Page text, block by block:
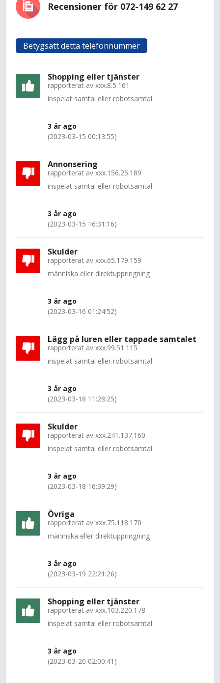
Recensioner för 072-149 62 27
Betygsätt detta telefonnummer
Shopping eller tjänster
rapporterat av xxx.8.5.161
inspelat samtal eller robotsamtal
3 år ago
(2023-03-15 00:13:55)
Annonsering
rapporterat av xxx.156.25.189
inspelat samtal eller robotsamtal
3 år ago
(2023-03-15 16:31:16)
Skulder
rapporterat av xxx.65.179.159
människa eller direktuppringning
3 år ago
(2023-03-16 01:24:52)
Lägg på luren eller tappade samtalet
rapporterat av xxx.99.51.115
inspelat samtal eller robotsamtal
3 år ago
(2023-03-18 11:28:25)
Skulder
rapporterat av xxx.241.137.160
inspelat samtal eller robotsamtal
3 år ago
(2023-03-18 16:39:29)
Övriga
rapporterat av xxx.75.118.170
människa eller direktuppringning
3 år ago
(2023-03-19 22:21:26)
Shopping eller tjänster
rapporterat av xxx.103.220.178
inspelat samtal eller robotsamtal
3 år ago
(2023-03-20 02:00:41)